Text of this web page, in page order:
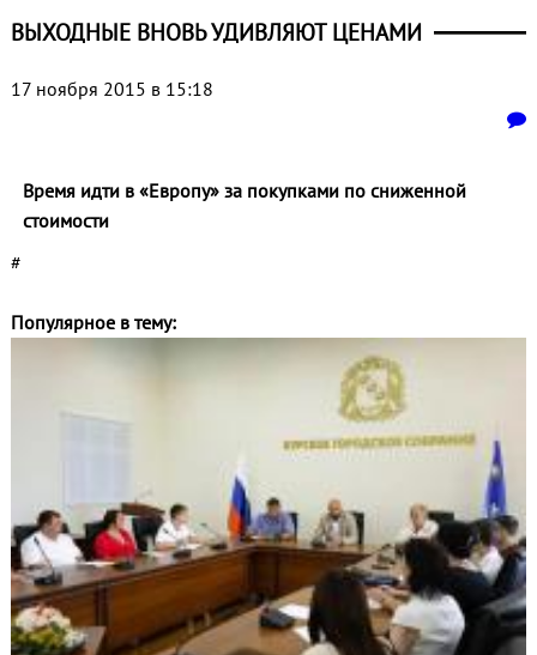
ВЫХОДНЫЕ ВНОВЬ УДИВЛЯЮТ ЦЕНАМИ
17 ноября 2015 в 15:18
Время идти в «Европу» за покупками по сниженной
стоимости
#
Популярное в тему: